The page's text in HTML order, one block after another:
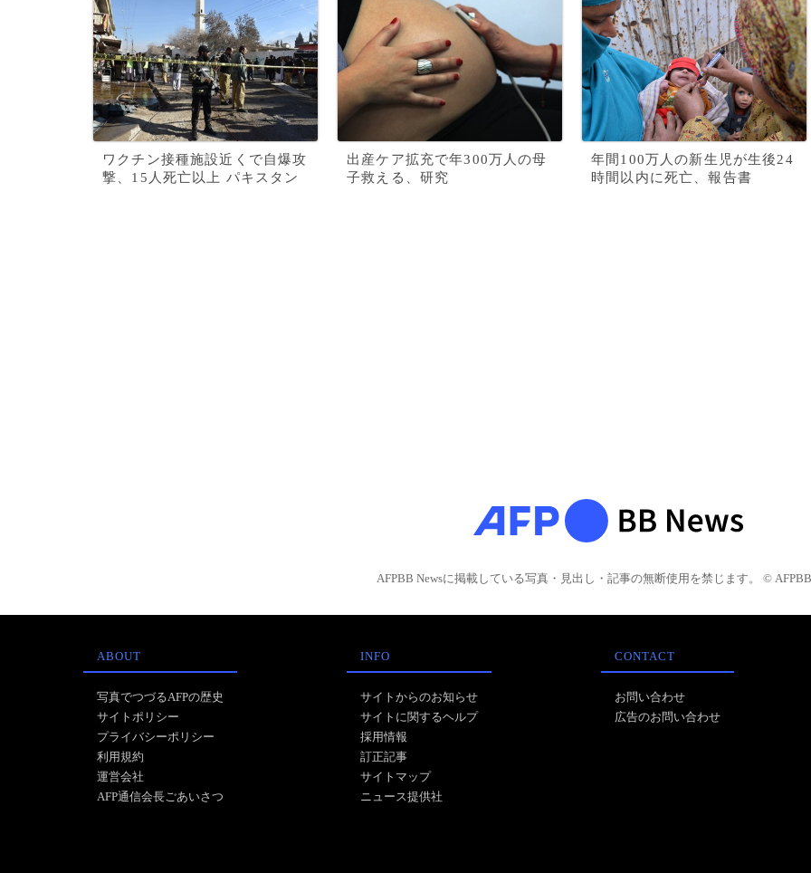
ワクチン接種施設近くで自爆攻
撃、15人死亡以上 パキスタン
出産ケア拡充で年300万人の母
子救える、研究
年間100万人の新生児が生後24
時間以内に死亡、報告書
AFPBB Newsに掲載している写真・見出し・記事の無断使用を禁じます。 © AFPBB
ABOUT
写真でつづるAFPの歴史
サイトポリシー
プライバシーポリシー
利用規約
運営会社
AFP通信会長ごあいさつ
INFO
サイトからのお知らせ
サイトに関するヘルプ
採用情報
訂正記事
サイトマップ
ニュース提供社
CONTACT
お問い合わせ
広告のお問い合わせ